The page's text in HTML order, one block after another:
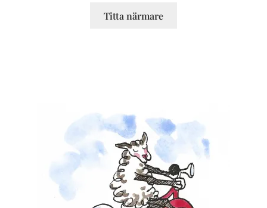
Titta närmare
här
produkten
har
flera
varianter.
De